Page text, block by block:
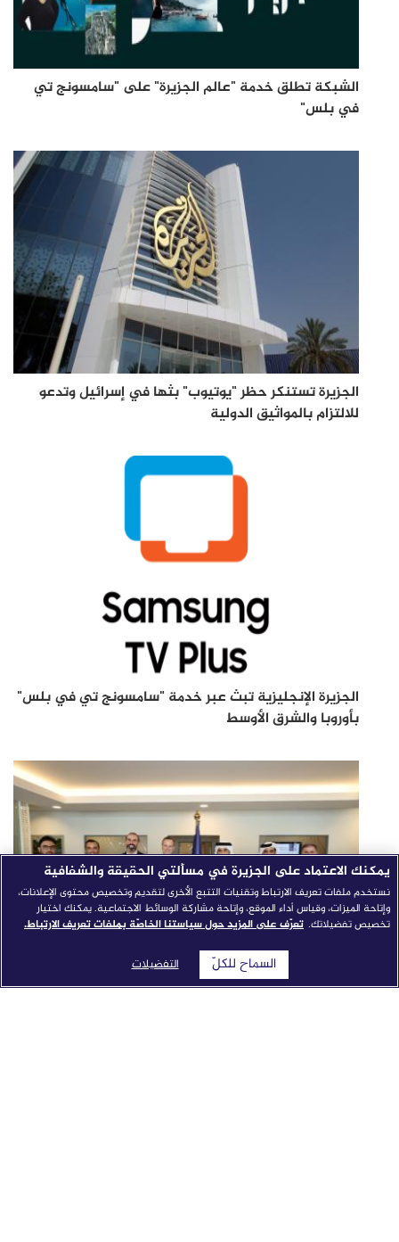
الشبكة تطلق خدمة "عالم الجزيرة" على "سامسونج تي
في بلس"
الجزيرة تستنكر حظر "يوتيوب" بثها في إسرائيل وتدعو
للالتزام بالمواثيق الدولية
الجزيرة الإنجليزية تبث عبر خدمة "سامسونج تي في بلس"
بأوروبا والشرق الأوسط
يمكنك الاعتماد على الجزيرة في مسألتي الحقيقة والشفافية
نستخدم ملفات تعريف الارتباط وتقنيات التتبع الأخرى لتقديم وتخصيص محتوى الإعلانات،
وإتاحة الميزات، وقياس أداء الموقع، وإتاحة مشاركة الوسائط الاجتماعية. يمكنك اختيار
تخصيص تفضيلاتك. تعرّف على المزيد حول سياستنا الخاصّة بملفات تعريف الارتباط.
التفضيلات السماح للكلّ